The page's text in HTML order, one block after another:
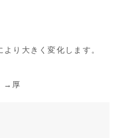
り大きく変化します。
厚